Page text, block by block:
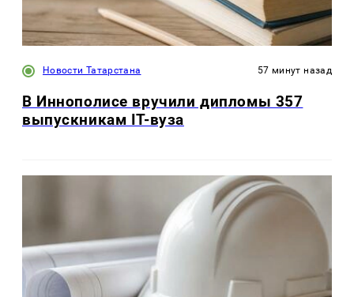
Новости Татарстана 57 минут назад
В Иннополисе вручили дипломы 357
выпускникам IT-вуза